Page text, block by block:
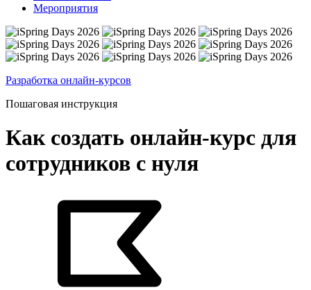
Мероприятия
Разработка онлайн-курсов
Пошаговая инструкция
Как создать онлайн-курс для
сотрудников с нуля